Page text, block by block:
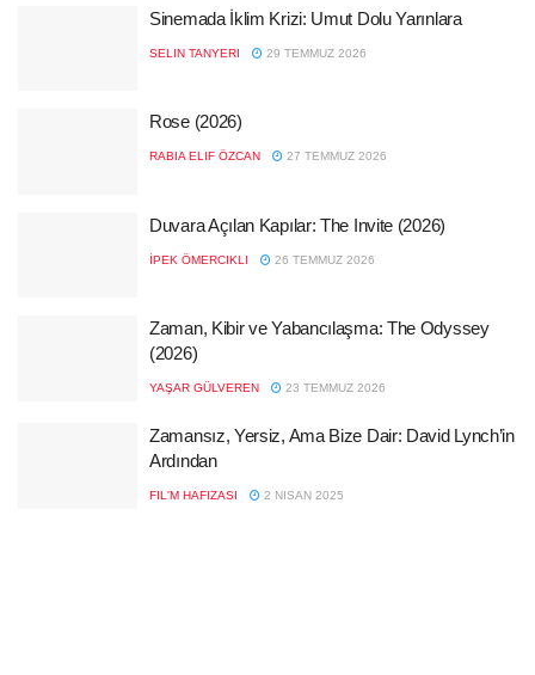
Sinemada İklim Krizi: Umut Dolu Yarınlara
SELIN TANYERI 29 TEMMUZ 2026
Rose (2026)
RABIA ELIF ÖZCAN 27 TEMMUZ 2026
Duvara Açılan Kapılar: The Invite (2026)
İPEK ÖMERCIKLI 26 TEMMUZ 2026
Zaman, Kibir ve Yabancılaşma: The Odyssey
(2026)
YAŞAR GÜLVEREN 23 TEMMUZ 2026
Zamansız, Yersiz, Ama Bize Dair: David Lynch’in
Ardından
FIL'M HAFIZASI 2 NISAN 2025